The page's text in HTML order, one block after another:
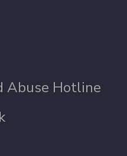
Abuse Hotline